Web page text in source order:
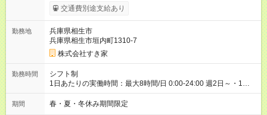
1475円 高校生時給：1150円 【特別手当】早朝手当（5：00-9：
00）時給+150円 【試用期間】試用期間あり 試用期間の長さ：1
30日（※条件変更なし）ですが、切り上げで一ヶ月とさせてい
ただきます。 研修制度あり：15時間(研修中も同時給）
交通費別途支給あり
勤務地
兵庫県相生市
兵庫県相生市垣内町1310-7
株式会社すき家
勤務時間
シフト制
1日あたりの実働時間：最大8時間/日 0:00-24:00 週2日～・1日
2h～OK ＜シフト例＞ 〇朝帯 5:00-9:00 〇昼帯 9:00-14:00 〇午
後帯 14:00-18:00 〇夜帯 18:00-22:00 〇深夜帯 22:00-翌5:00 基
期間 春・夏・冬休み期間限定